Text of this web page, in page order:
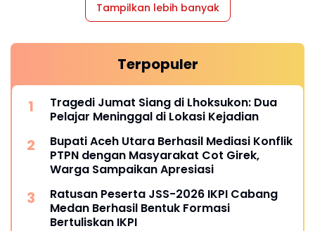
Tampilkan lebih banyak
Terpopuler
Tragedi Jumat Siang di Lhoksukon: Dua
Pelajar Meninggal di Lokasi Kejadian
Bupati Aceh Utara Berhasil Mediasi Konflik
PTPN dengan Masyarakat Cot Girek,
Warga Sampaikan Apresiasi
Ratusan Peserta JSS-2026 IKPI Cabang
Medan Berhasil Bentuk Formasi
Bertuliskan IKPI